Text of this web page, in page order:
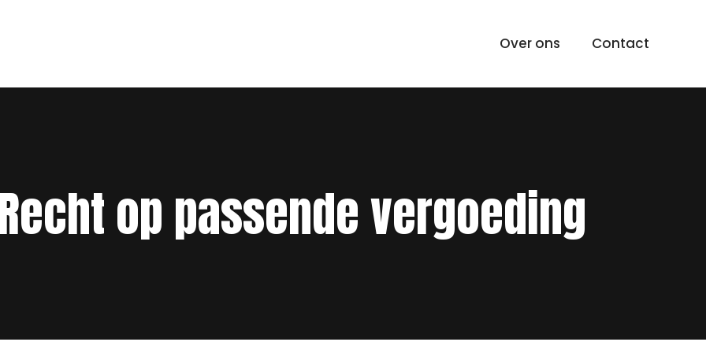
Over ons Contact
op passende vergoeding